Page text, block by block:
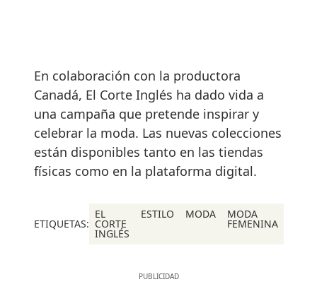
En colaboración con la productora
Canadá, El Corte Inglés ha dado vida a
una campaña que pretende inspirar y
celebrar la moda. Las nuevas colecciones
están disponibles tanto en las tiendas
físicas como en la plataforma digital.
ETIQUETAS:
EL
CORTE
INGLÉS
ESTILO MODA MODA
FEMENINA